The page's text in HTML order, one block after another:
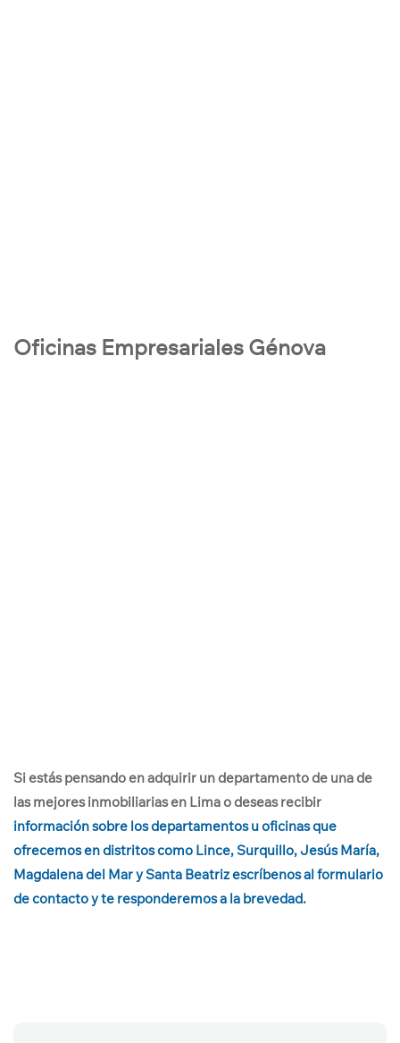
Oficinas Empresariales Génova
Si estás pensando en adquirir un departamento de una de
las mejores inmobiliarias en Lima o deseas recibir
información sobre los departamentos u oficinas que
ofrecemos en distritos como Lince, Surquillo, Jesús María,
Magdalena del Mar y Santa Beatriz escríbenos al formulario
de contactoy te responderemos a la brevedad.